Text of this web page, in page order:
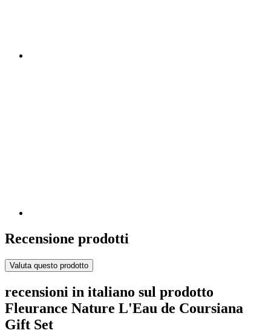
Recensione prodotti
Valuta questo prodotto
recensioni in italiano sul prodotto
Fleurance Nature L'Eau de Coursiana
Gift Set